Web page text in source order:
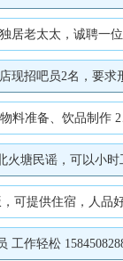
居老太太，诚聘一
现招吧员2名，要
料准备、饮品制作
塘民谣，可以小时
可提供住宿，人品
工作轻松